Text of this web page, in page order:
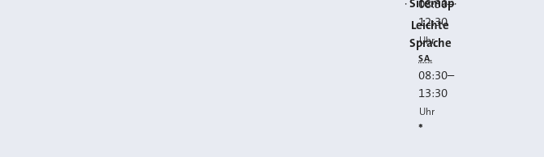
Sitemap
Leichte
Sprache
08:30–
12:30
Uhr
SA.
08:30–
13:30
Uhr
*